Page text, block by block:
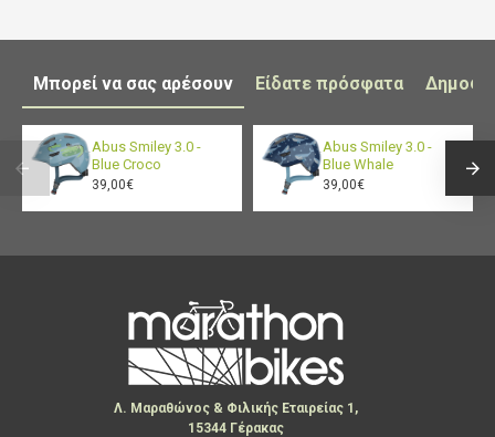
σε ελάχιστο χώρο όπως την τσέπη ενός jersey. Τα
ελαστικά πάνελ έχουν επεξεργασία για
υδατοαπωθητικότητα, κάτι που θα βοηθήσει σε μια
ελαφριά ομίχλη, χωρίς βέβαια αυτό να σημαίνει
πως είναι ένα jacket για βροχή.
Μπορεί να σας αρέσουν Είδατε πρόσφατα
Abus Smiley 3.0 -
Blue Croco
39,00€
Abus Smiley 3.0 -
Blue Whale
39,00€
Λ. Μαραθώνος & Φιλικής Εταιρείας 1,
15344 Γέρακας